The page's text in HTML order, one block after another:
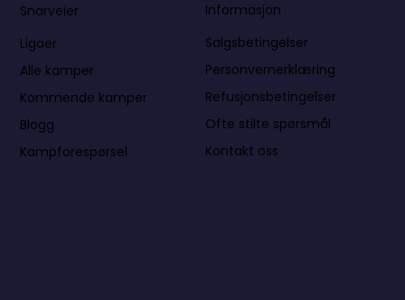
Snarveier
Ligaer
Alle kamper
Kommende kamper
Blogg
Kampforespørsel
Informasjon
Salgsbetingelser
Personvernerklæring
Refusjonsbetingelser
Ofte stilte spørsmål
Kontakt oss